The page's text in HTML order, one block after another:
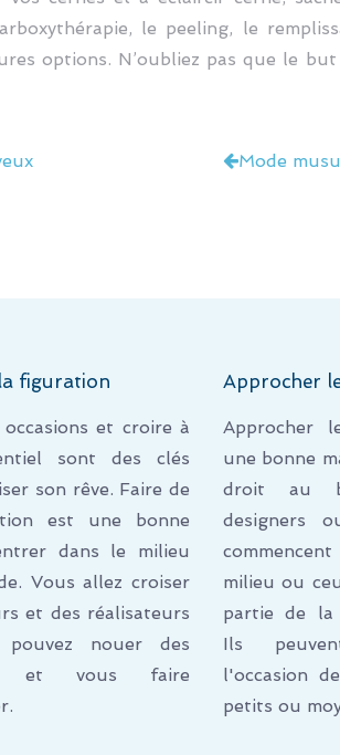
le peeling, le
options. N’oubliez pas que le
Mode
figuration
et croire à
sont des clés
son rêve. Faire de
est une bonne
dans le milieu
Vous allez croiser
et des réalisateurs
nouer des
et vous faire
Approcher
Approcher
une bonne
droit au
designers
milieu ou
partie de la
Ils
l'occasion
petits ou